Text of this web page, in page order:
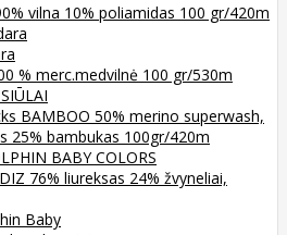
vilna 10% poliamidas 100 gr/420m
% merc.medvilnė 100 gr/530m
BAMBOO 50% merino superwash,
25% bambukas 100gr/420m
BABY COLORS
76% liureksas 24% žvyneliai,
Baby